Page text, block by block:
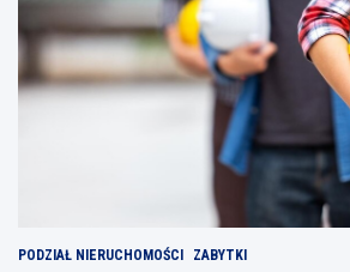
PODZIAŁ NIERUCHOMOŚCI ZABYTKI